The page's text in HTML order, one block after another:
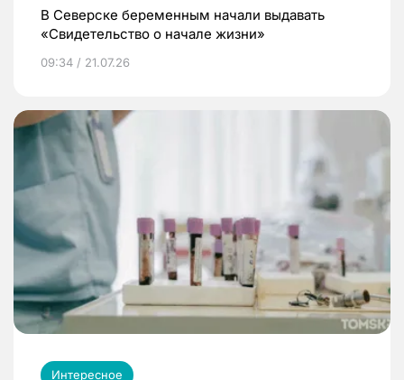
В Северске беременным начали выдавать
«Свидетельство о начале жизни»
09:34 / 21.07.26
Интересное